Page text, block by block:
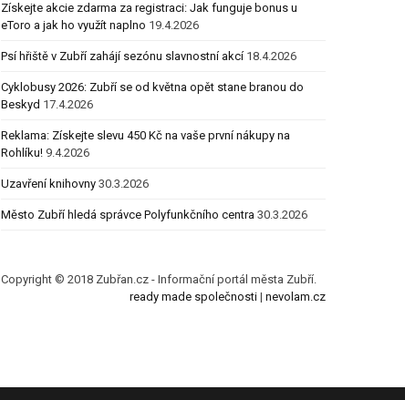
Získejte akcie zdarma za registraci: Jak funguje bonus u
eToro a jak ho využít naplno 19.4.2026
Psí hřiště v Zubří zahájí sezónu slavnostní akcí 18.4.2026
Cyklobusy 2026: Zubří se od května opět stane branou do
Beskyd 17.4.2026
Reklama: Získejte slevu 450 Kč na vaše první nákupy na
Rohlíku! 9.4.2026
Uzavření knihovny 30.3.2026
Město Zubří hledá správce Polyfunkčního centra 30.3.2026
Copyright © 2018 Zubřan.cz - Informační portál města Zubří.
ready made společnosti| nevolam.cz